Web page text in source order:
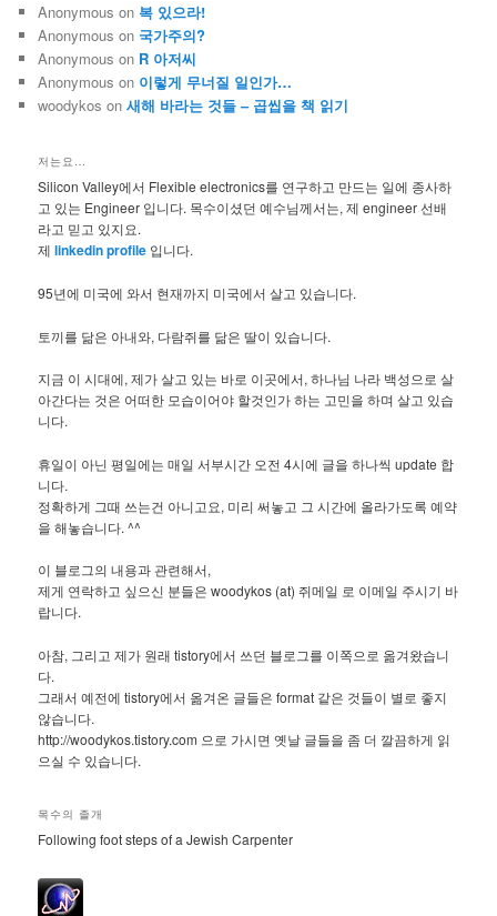
Anonymous on 복 있으라!
Anonymous on 국가주의?
Anonymous on R 아저씨
Anonymous on 이렇게 무너질 일인가…
woodykos on새해 바라는 것들 – 곱씹을 책 읽기
저는요…
Silicon Valley에서 Flexible electronics를 연구하고 만드는 일에 종사하
고 있는 Engineer 입니다. 목수이셨던 예수님께서는, 제 engineer 선배
라고 믿고 있지요.
제linkedin profile 입니다.
95년에 미국에 와서 현재까지 미국에서 살고 있습니다.
토끼를 닮은 아내와, 다람쥐를 닮은 딸이 있습니다.
지금 이 시대에, 제가 살고 있는 바로 이곳에서, 하나님 나라 백성으로 살
아간다는 것은 어떠한 모습이어야 할것인가 하는 고민을 하며 살고 있습
니다.
휴일이 아닌 평일에는 매일 서부시간 오전 4시에 글을 하나씩 update 합
니다.
정확하게 그때 쓰는건 아니고요, 미리 써놓고 그 시간에 올라가도록 예약
을 해놓습니다. ^^
이 블로그의 내용과 관련해서,
제게 연락하고 싶으신 분들은 woodykos (at) 쥐메일 로 이메일 주시기 바
랍니다.
아참, 그리고 제가 원래 tistory에서 쓰던 블로그를 이쪽으로 옮겨왔습니
다.
그래서 예전에 tistory에서 옮겨온 글들은 format 같은 것들이 별로 좋지
않습니다.
http://woodykos.tistory.com 으로 가시면 옛날 글들을 좀 더 깔끔하게 읽
으실 수 있습니다.
목수의 졸개
Following foot steps of a Jewish Carpenter